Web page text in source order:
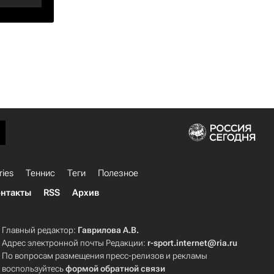
Теннис Теги
Полезное
RSS Архив
Главный редактор: Гаврилова А.В.
Адрес электронной почты Редакции: r-sport.internet@ria.ru
По вопросам размещения пресс-релизов и рекламы
воспользуйтесьформой обратной связи